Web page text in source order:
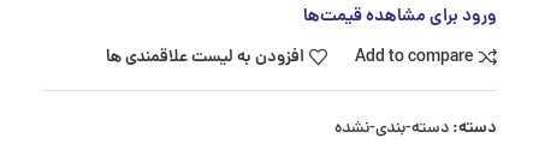
ورود برای مشاهده قیمت‌ها
Add to compare
افزودن به لیست علاقمندی ها
دسته:دسته-بندی-نشده